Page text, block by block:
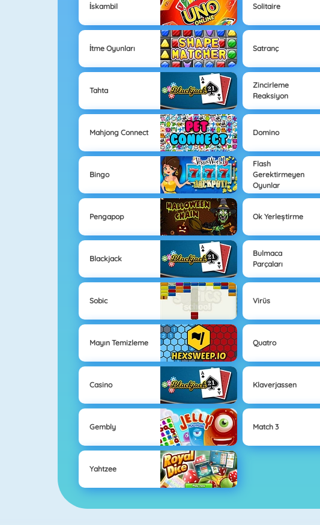
İskambil Solitaire
İtme Oyunları Satranç
Tahta
Zincirleme
Reaksiyon
Mahjong Connect Domino
Bingo
Flash
Gerektirmeyen
Oyunlar
Pengapop Ok Yerleştirme
Blackjack
Bulmaca
Parçaları
Sobic Virüs
Mayın Temizleme Quatro
Casino Klaverjassen
Gembly Match 3
Yahtzee